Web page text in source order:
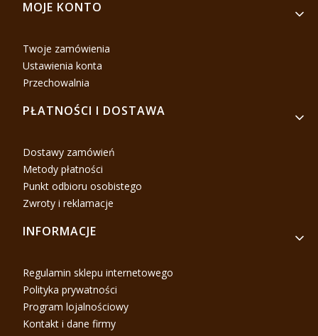
MOJE KONTO
Twoje zamówienia
Ustawienia konta
Przechowalnia
PŁATNOŚCI I DOSTAWA
Dostawy zamówień
Metody płatności
Punkt odbioru osobistego
Zwroty i reklamacje
INFORMACJE
Regulamin sklepu internetowego
Polityka prywatności
Program lojalnościowy
Kontakt i dane firmy